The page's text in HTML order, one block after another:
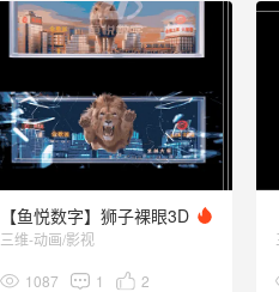
【鱼悦数字】狮子裸眼3D
三维-动画/影视
1087 1 2